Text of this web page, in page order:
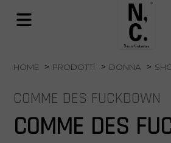
HOME PRODOTTI DONNA
COMME DES FUCKDOWN
COMME DES